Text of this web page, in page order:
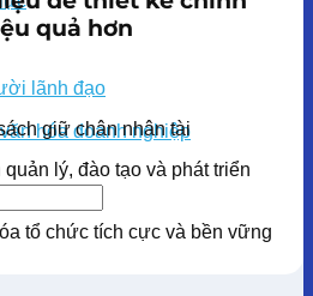
lãnh đạo
hóa doanh nghiệp
quả hơn
giữ chân nhân tài
lý, đào tạo và phát triển
tổ chức tích cực và bền vững